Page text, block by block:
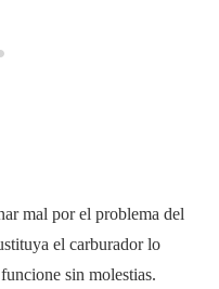
mal por el problema del
el carburador lo
sin molestias.